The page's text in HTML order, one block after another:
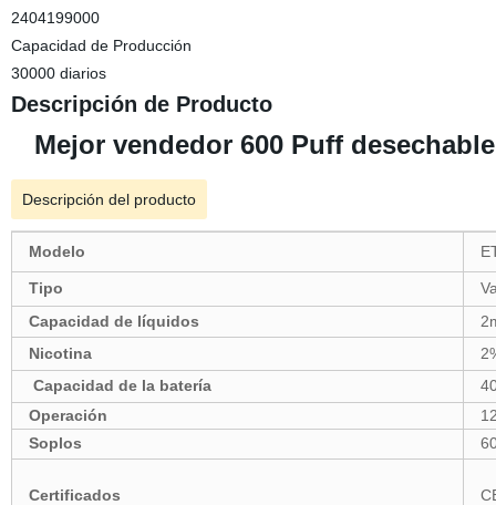
2404199000
Capacidad de Producción
30000 diarios
Descripción de Producto
Mejor vendedor 600 Puff
Descripción del producto
Modelo
Tipo
Capacidad de líquidos
Nicotina
Capacidad de la batería
Operación
Soplos
Certificados